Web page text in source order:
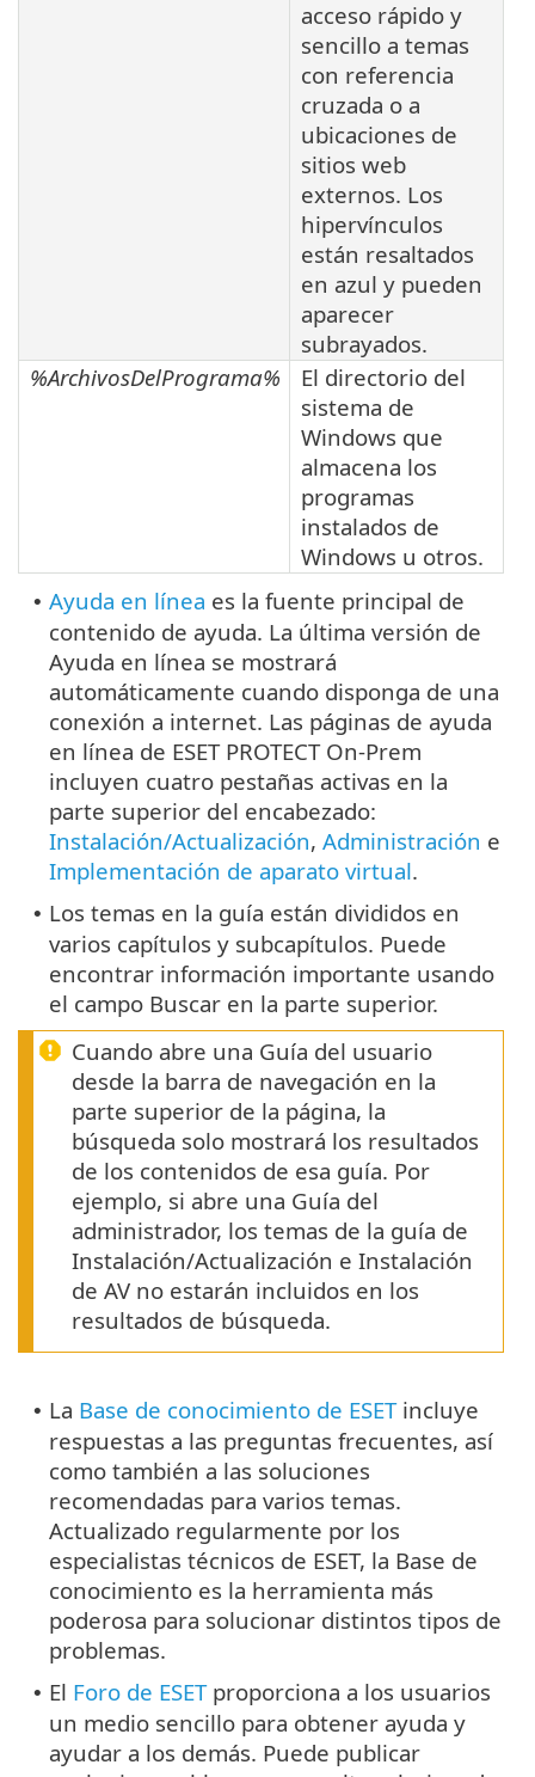
acceso rápido y
sencillo a temas
con referencia
cruzada o a
ubicaciones de
sitios web
externos. Los
hipervínculos
están resaltados
en azul y pueden
aparecer
subrayados.
%ArchivosDelPrograma%
El directorio del
sistema de
Windows que
almacena los
programas
instalados de
Windows u otros.
• Ayuda en línea es la fuente principal de
contenido de ayuda. La última versión de
Ayuda en línea se mostrará
automáticamente cuando disponga de una
conexión a internet. Las páginas de ayuda
en línea de ESET PROTECT On-Prem
incluyen cuatro pestañas activas en la
parte superior del encabezado:
Instalación/Actualización, Administración e
Implementación de aparato virtual.
• Los temas en la guía están divididos en
varios capítulos y subcapítulos. Puede
encontrar información importante usando
el campo Buscar en la parte superior.
Cuando abre una Guía del usuario
desde la barra de navegación en la
parte superior de la página, la
búsqueda solo mostrará los resultados
de los contenidos de esa guía. Por
ejemplo, si abre una Guía del
administrador, los temas de la guía de
Instalación/Actualización e Instalación
de AV no estarán incluidos en los
resultados de búsqueda.
• La Base de conocimiento de ESETincluye
respuestas a las preguntas frecuentes, así
como también a las soluciones
recomendadas para varios temas.
Actualizado regularmente por los
especialistas técnicos de ESET, la Base de
conocimiento es la herramienta más
poderosa para solucionar distintos tipos de
problemas.
• El Foro de ESETproporciona a los usuarios
un medio sencillo para obtener ayuda y
ayudar a los demás. Puede publicar